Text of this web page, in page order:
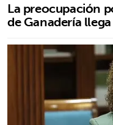
La preocupación
de Ganadería